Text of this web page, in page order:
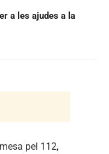
a les ajudes a la
pel 112,